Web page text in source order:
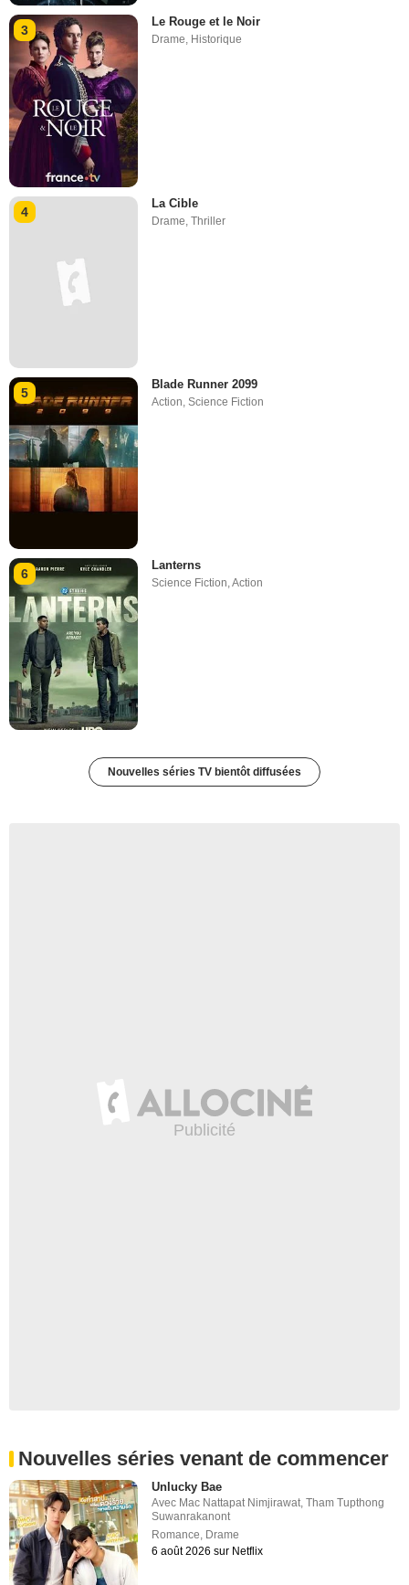
3
Le Rouge et le Noir
Drame, Historique
4
La Cible
Drame ,Thriller
5
Blade Runner 2099
Action,Science Fiction
6
Lanterns
Science Fiction,Action
Nouvelles séries TV bientôt diffusées
Nouvelles séries venant de commencer
Unlucky Bae
Avec Mac Nattapat Nimjirawat,Tham Tupthong
Suwanrakanont
Romance, Drame
6 août 2026 sur Netflix